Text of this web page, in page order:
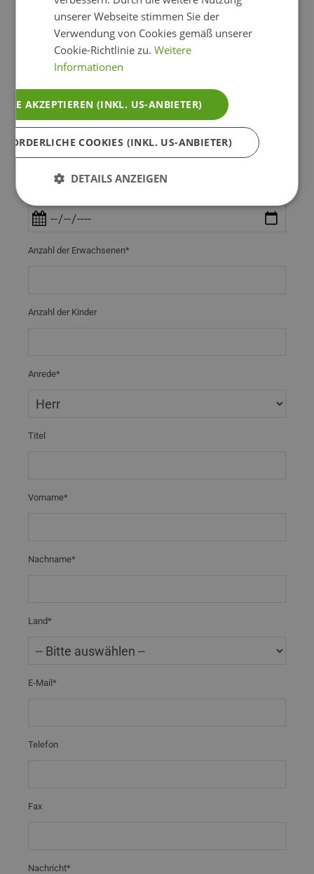
Wohl entlang des Weges – ein echter Traum für
Bergfexe und solche, die es noch werden wollen.
mehr lesen
Unverbindliche Anfrage
Anreise*
Anzahl der Erwachsenen*
Anzahl der Kinder
Anrede*
Titel
Vorname*
Nachname*
Land*
E-Mail*
Telefon
Fax
Nachricht*
unserer Webseite stimmen Sie der
Verwendung von Cookies gemäß unserer
Cookie-Richtlinie zu.Weitere
Informationen
AKZEPTIEREN (INKL. US-ANBIETER)
COOKIES (INKL. US-ANBIETER)
DETAILS ANZEIGEN